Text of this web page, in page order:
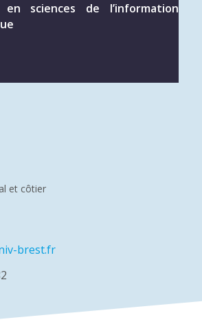
en sciences de l’information
et côtier
brest.fr